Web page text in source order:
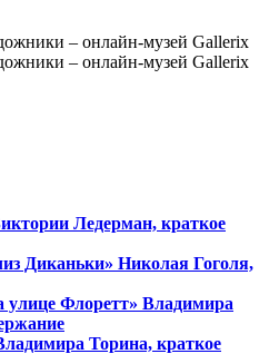
Ледерман, краткое
Диканьки» Николая Гоголя,
улице Флоретт» Владимира
Торина, краткое